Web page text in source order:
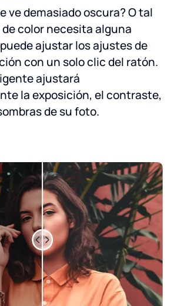
ve demasiado oscura? O tal
color necesita alguna
ajustar los ajustes de
con un solo clic del ratón.
ajustará
la exposición, el contraste,
de su foto.